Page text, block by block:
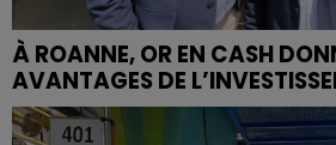
À ROANNE, OR EN CASH
AVANTAGES DE